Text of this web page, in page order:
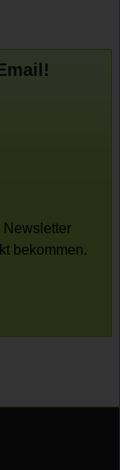
Newsletter
bekommen.